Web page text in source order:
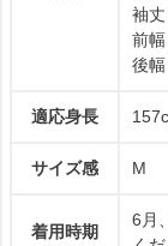
袖
前
後
適応身長
サイズ感 M
着用時期
6月